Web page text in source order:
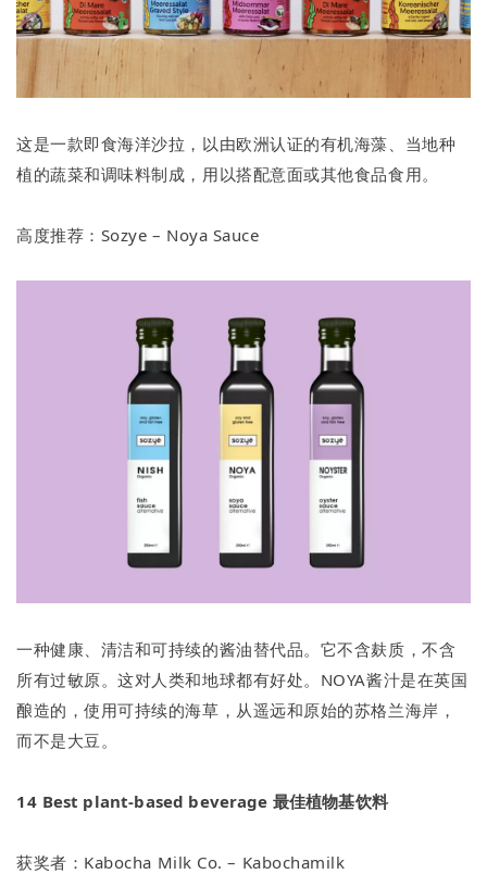
这是一款即食海洋沙拉，以由欧洲认证的有机海藻、当地种
植的蔬菜和调味料制成，用以搭配意面或其他食品食用。
高度推荐：Sozye – Noya Sauce
一种健康、清洁和可持续的酱油替代品。它不含麸质，不含
所有过敏原。这对人类和地球都有好处。NOYA酱汁是在英国
酿造的，使用可持续的海草，从遥远和原始的苏格兰海岸，
而不是大豆。
14 Best plant-based beverage 最佳植物基饮料
获奖者：Kabocha Milk Co. – Kabochamilk